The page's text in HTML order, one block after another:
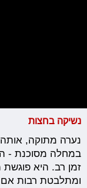
נשיקה בחצות
נערה מתוקה,
במחלה מסוכנת -
זמן רב. היא
ומתלבטת רבות אם